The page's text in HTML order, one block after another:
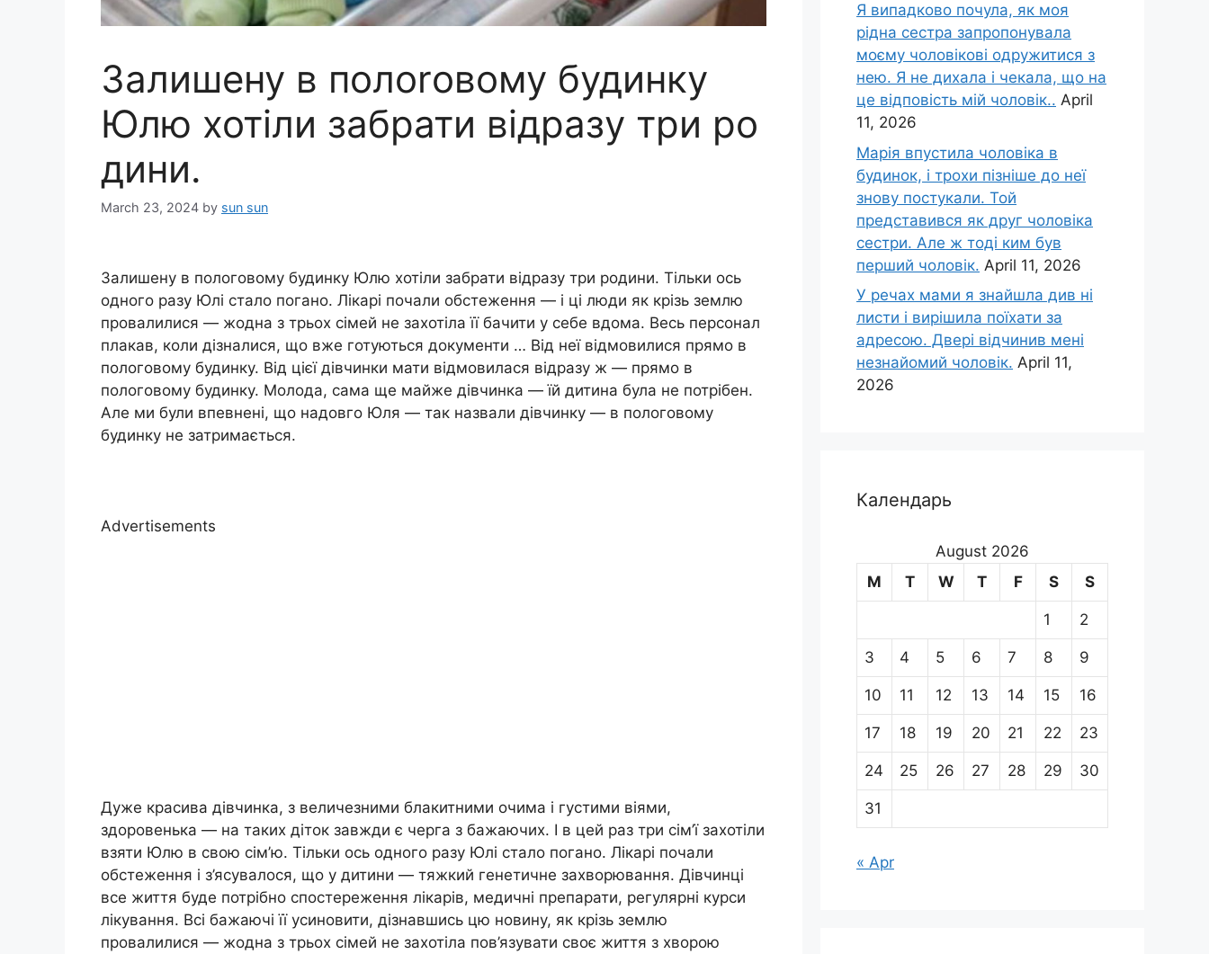
Залишену в полоrовому будинку
Юлю хотіли забрати відразу три ро
дини.
March 23, 2024 by sun sun
Залишену в пологовому будинку Юлю хотіли забрати відразу три родини. Тільки ось
одного разу Юлі стало погано. Лікарі почали обстеження — і ці люди як крізь землю
провалилися — жодна з трьох сімей не захотіла її бачити у себе вдома. Весь персонал
плакав, коли дізналися, що вже готуються документи … Від неї відмовилися прямо в
пологовому будинку. Від цієї дівчинки мати відмовилася відразу ж — прямо в
пологовому будинку. Молода, сама ще майже дівчинка — їй дитина була не потрібен.
Але ми були впевнені, що надовго Юля — так назвали дівчинку — в пологовому
будинку не затримається.
Advertisements
Дуже красива дівчинка, з величезними блакитними очима і густими віями,
здоровенька — на таких діток завжди є черга з бажаючих. І в цей раз три сім’ї захотіли
взяти Юлю в свою сім’ю. Тільки ось одного разу Юлі стало погано. Лікарі почали
обстеження і з’ясувалося, що у дитини — тяжкий генетичне захворювання. Дівчинці
все життя буде потрібно спостереження лікарів, медичні препарати, регулярні курси
лікування. Всі бажаючі її усиновити, дізнавшись цю новину, як крізь землю
провалилися — жодна з трьох сімей не захотіла пов’язувати своє життя з хворою
Я випадково почула, як моя
рідна сестра запропонувала
моєму чоловікові одружитися з
нею. Я не дихала і чекала, що на
це відповість мій чоловік.. April
11, 2026
Марія впустила чоловіка в
будинок, і трохи пізніше до неї
знову постукали. Той
представився як друг чоловіка
сестри. Але ж тоді ким був
перший чоловік. April 11, 2026
У речах мами я знайшла див ні
листи і вирішила поїхати за
адресою. Двері відчинив мені
незнайомий чоловік. April 11,
2026
Календарь
August 2026
M
T W T F S S
1 2
3 4 5 6 7 8 9
10 11 12 13 14 15 16
17 18 19 20 21 22 23
24 25 26 27 28 29 30
31
« Apr